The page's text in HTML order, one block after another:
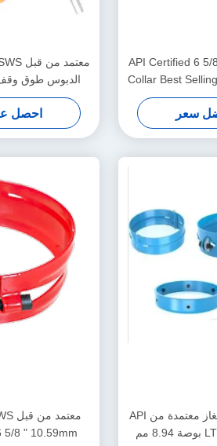
API Certified 6 5/
Collar Best Selling SWS High Carbon Steel
Movement
سعر
الضمان أداة
احصل
أداة توسيط غلاف النفط والغاز معتمدة من API
SWS الأكثر مبيعًا LTC 6 5/8 بوصة 8.94 مم